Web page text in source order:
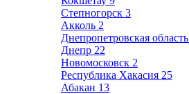
Степногорск 3
Акколь 2
Днепропетровская область
Днепр 22
Новомосковск 2
Республика Хакасия 25
Абакан 13